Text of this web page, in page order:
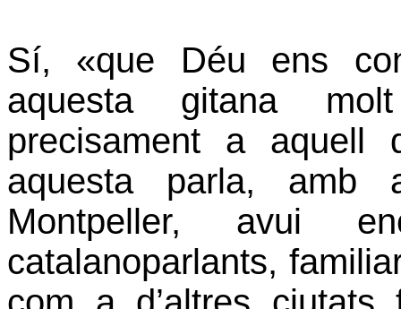
Sí, «que Déu ens
aquesta gitana molt
precisament a
aquesta parla, amb
Montpeller, avui
catalanoparlants,